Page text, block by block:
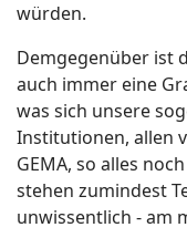
würden.
Demgegenüber ist
auch immer eine
was sich unsere
Institutionen, allen
GEMA, so alles
stehen zumindest
unwissentlich - am